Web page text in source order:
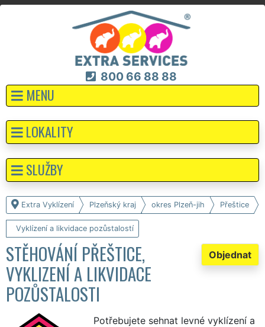
800 66 88 88
MENU
Extra Vyklízení Plzeňský kraj okres Plzeň-jih Přeštice
Vyklízení a likvidace pozůstalostí
Objednat
STĚHOVÁNÍ PŘEŠTICE,
VYKLIZENÍ A LIKVIDACE
POZŮSTALOSTI
Potřebujete sehnat levné vyklízení a
LOKALITY
SLUŽBY